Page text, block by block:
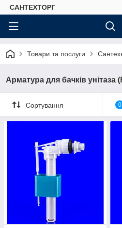
САНТЕХТОРГ
Товари та послуги
Арматура для бачків унітаза
Сортування 0